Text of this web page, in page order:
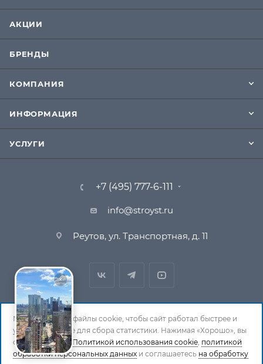
АКЦИИ
БРЕНДЫ
КОМПАНИЯ
ИНФОРМАЦИЯ
УСЛУГИ
+7 (495) 777-6-111
info@stroyst.ru
Реутов, ул. Транспортная, д. 11
© 1994-2026 СтройСистема. Все права защищены. При
копировании материалов ссылка на страницу-
Мы используем файлы cookie, чтобы сайт работал быстрее и
удобнее, а также для сбора статистики. Нажимая «Хорошо», вы
соглашаетесь сПолитикой использования cookie, политикой
обработки персональных данных и соглашаетесь на обработку